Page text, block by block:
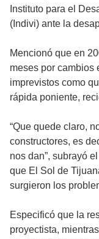
Instituto para el
(Indivi) ante la
Mencionó que en
meses por cambios
imprevistos como
rápida poniente,
“Que quede claro,
constructores, es
nos dan”, subrayó
que El Sol de
surgieron los
Especificó que la
proyectista,